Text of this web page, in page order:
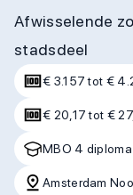
Afwisselende
stadsdeel
€ 3.157 tot €
€ 20,17 tot €
MBO 4
Amsterdam